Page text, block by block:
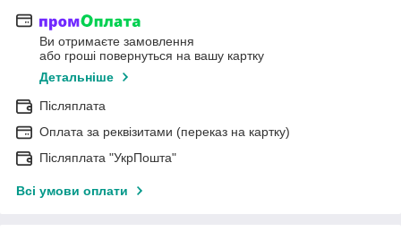
Ви отримаєте замовлення
або гроші повернуться на вашу картку
Детальніше
Післяплата
Оплата за реквізитами (переказ на картку)
Післяплата "УкрПошта"
Всі умови оплати